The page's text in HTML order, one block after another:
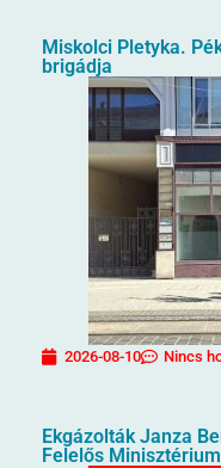
Miskolci Pletyka.
brigádja
2026-08-10 Nincs
Ekgázolták Janza
Felelős